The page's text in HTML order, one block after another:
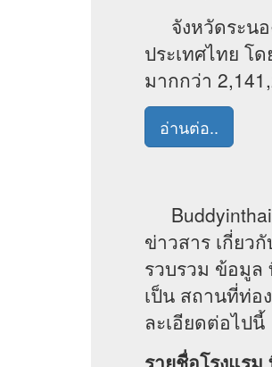
จังหวัดระนอ
ประเทศไทย โ
มากกว่า
อ่านต่อ..
ข่าวสาร เกี่ยว
รวบรวม ข้อมูล
เป็น สถานที่ท่อ
ละเอียดต่อไปนี้
รายชื่อโรงแรม